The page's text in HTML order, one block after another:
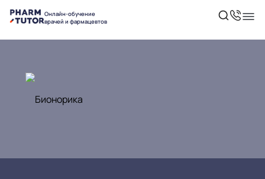
Онлайн-обучение
врачей и фармацевтов